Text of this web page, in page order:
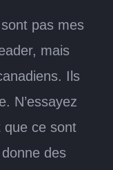
pas mes
mais
Ils
N’essayez
que ce sont
des